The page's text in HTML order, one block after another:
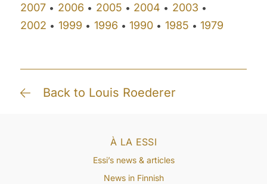
2007 • 2006 • 2005 • 2004 • 2003 •
2002 • 1999 • 1996 • 1990 • 1985 • 1979
Back to Louis Roederer
À LA ESSI
Essi’s news & articles
News in Finnish